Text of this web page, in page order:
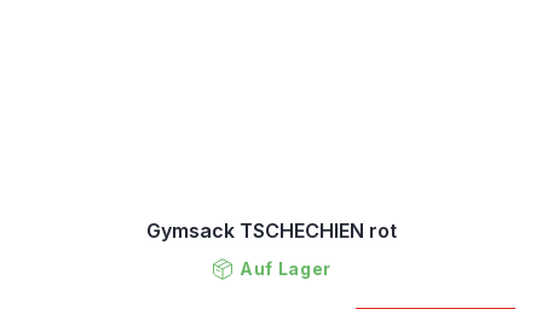
Gymsack TSCHECHIEN rot
Auf Lager